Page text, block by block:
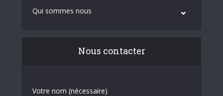
Qui sommes nous
Nous contacter
Votre nom (nécessaire)